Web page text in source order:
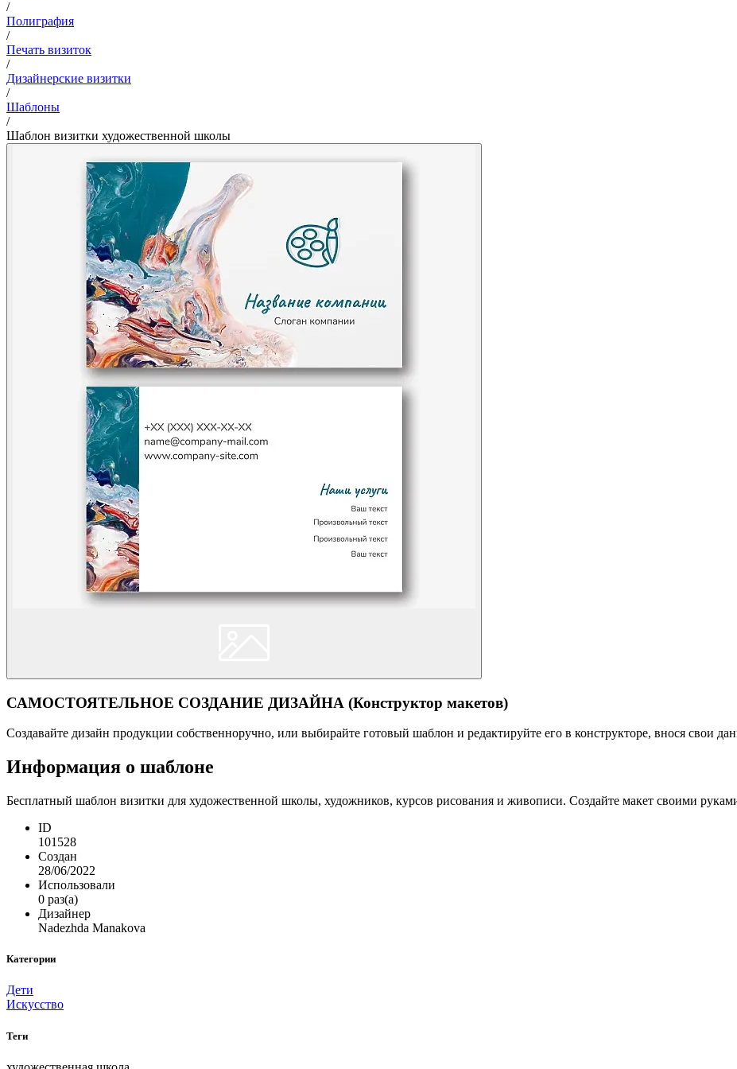
/
Полиграфия
/
Печать визиток
/
Дизайнерские визитки
/
Шаблоны
/
Шаблон визитки художественной школы
САМОСТОЯТЕЛЬНОЕ СОЗДАНИЕ ДИЗАЙНА (Конструктор макетов)
Создавайте дизайн продукции собственноручно, или выбирайте готовый шаблон и редактируйте его в конструкторе, внося свои
Информация о шаблоне
Бесплатный шаблон визитки для художественной школы, художников, курсов рисования и живописи. Создайте макет своими
ID
101528
Создан
28/06/2022
Использовали
0 раз(а)
Дизайнер
Nadezhda Manakova
Категории
Дети
Искусство
Теги